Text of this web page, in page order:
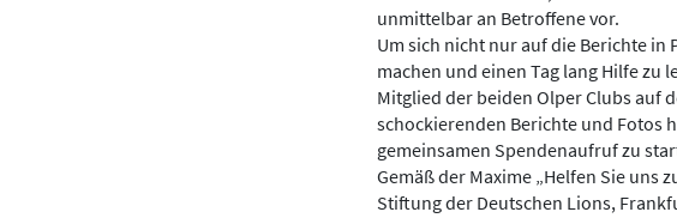
unmittelbar an Betroffene vor.
Um sich nicht nur auf die Berichte in
machen und einen Tag lang Hilfe zu
Mitglied der beiden Olper Clubs auf
schockierenden Berichte und Fotos
gemeinsamen Spendenaufruf zu
Gemäß der Maxime „Helfen Sie uns
Stiftung der Deutschen Lions,